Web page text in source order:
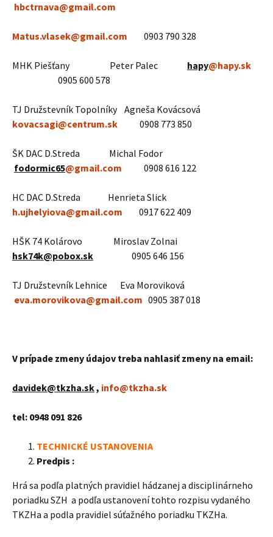
hbctrnava@gmail.com
Matus.vlasek@gmail.com 0903 790 328
MHK Piešťany Peter Palec hapy@hapy.sk
0905 600 578
TJ Družstevník Topolníky Agneša Kovácsová
kovacsagi@centrum.sk 0908 773 850
ŠK DAC D.Streda Michal Fodor
fodormic65@gmail.com 0908 616 122
HC DAC D.Streda Henrieta Slick
h.ujhelyiova@gmail.com
0917 622 409
HŠK 74 Kolárovo Miroslav Zolnai
hsk74k@pobox.sk 0905 646 156
TJ Družstevník Lehnice Eva Moroviková
eva.morovikova@gmail.com 0905 387 018
V prípade zmeny údajov treba nahlasiť zmeny na email:
davidek@tkzha.sk, info@tkzha.sk
tel: 0948 091 826
TECHNICKÉ USTANOVENIA
Predpis :
Hrá sa podľa platných pravidiel hádzanej a disciplinárneho
poriadku SZH a podľa ustanovení tohto rozpisu vydaného
TKZHa a podla pravidiel súťažného poriadku TKZHa.